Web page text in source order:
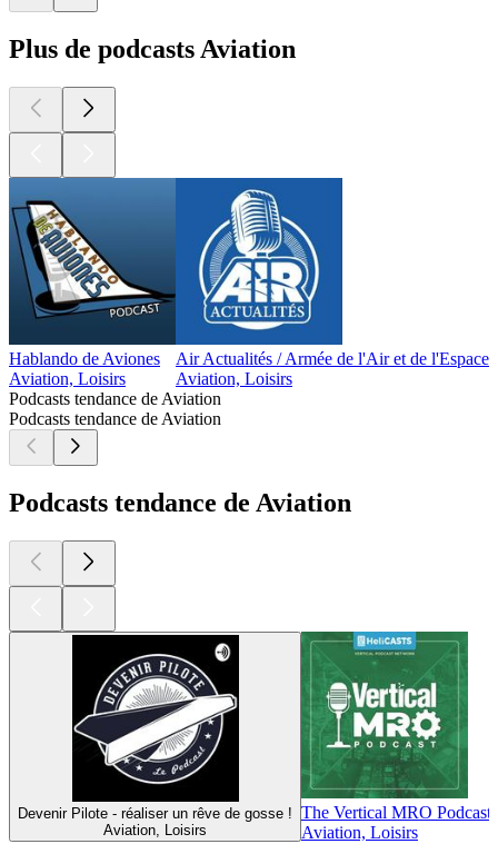
Plus de podcasts Aviation
Hablando de Aviones
Aviation, Loisirs
Air Actualités / Armée de l'Air et de l'Espace
Aviation, Loisirs
Podcasts tendance de Aviation
Podcasts tendance de Aviation
Podcasts tendance de Aviation
Devenir Pilote - réaliser un rêve de gosse !
Aviation, Loisirs
The Vertical MRO Podcast
Aviation, Loisirs